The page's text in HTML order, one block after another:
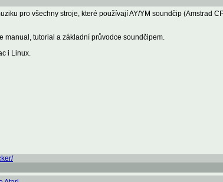
pro všechny stroje, které používají AY/YM soundčip (Amstrad
manual, tutorial a základní průvodce soundčipem.
i Linux.